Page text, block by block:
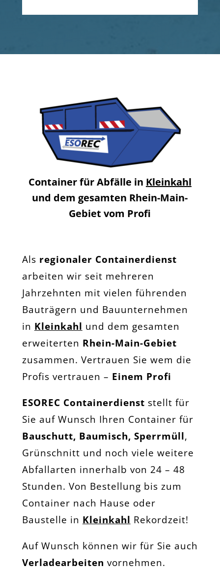
Container für Abfälle in Kleinkahl
und dem gesamten Rhein-Main-
Gebiet vom Profi
Als regionaler Containerdienst
arbeiten wir seit mehreren
Jahrzehnten mit vielen führenden
Bauträgern und Bauunternehmen
in Kleinkahl und dem gesamten
erweiterten Rhein-Main-Gebiet
zusammen. Vertrauen Sie wem die
Profis vertrauen – Einem Profi
ESOREC Containerdienst stellt für
Sie auf Wunsch Ihren Container für
Bauschutt, Baumisch, Sperrmüll,
Grünschnitt und noch viele weitere
Abfallarten innerhalb von 24 – 48
Stunden. Von Bestellung bis zum
Container nach Hause oder
Baustelle in Kleinkahl Rekordzeit!
Auf Wunsch können wir für Sie auch
Verladearbeiten vornehmen.